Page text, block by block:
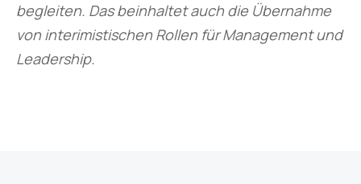
begleiten. Das beinhaltet auch die Übernahme
von interimistischen Rollen für Management und
Leadership.